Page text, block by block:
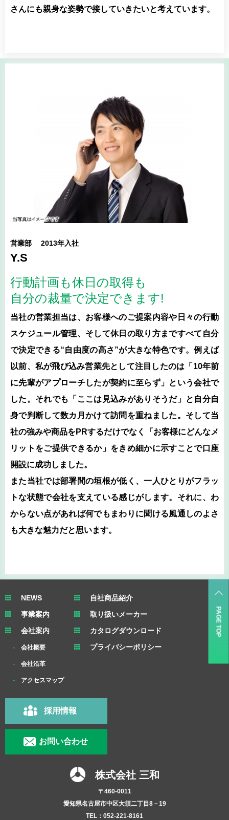
さんにも親身な姿勢で接していきたいと考えています。
営業部 2013年入社
Y.S
行動計画も休日の取得も
自分の裁量で決定できます!
当社の営業担当は、お客様へのご提案内容や日々の行動
スケジュール管理、そして休日の取り方まですべて自分
で決定できる“自由度の高さ”が大きな特色です。例えば
以前、私が飛び込み営業先として注目したのは「10年前
に先輩がアプローチしたが契約に至らず」という会社で
した。それでも「ここは見込みがありそうだ」と自分自
身で判断して数カ月かけて訪問を重ねました。そして当
社の強みや商品をPRするだけでなく「お客様にどんなメ
リットをご提供できるか」をきめ細かに示すことで口座
開設に成功しました。
また当社では部署間の垣根が低く、一人ひとりがフラッ
トな状態で会社を支えている感じがします。それに、わ
からない点があれば何でもまわりに聞ける風通しのよさ
も大きな魅力だと思います。
NEWS
事業案内
会社案内
会社概要
会社沿革
アクセスマップ
自社商品紹介
取り扱いメーカー
カタログダウンロード
プライバシーポリシー
株式会社 三和
〒460-0011
愛知県名古屋市中区大須二丁目8－19
TEL：052-221-8161
採用情報
お問い合わせ
PAGE TOP